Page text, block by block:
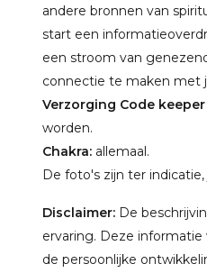
andere bronnen van
start een
een stroom van
connectie te maken met
Verzorging Code
worden.
Chakra: allemaal.
De foto's zijn ter
Disclaimer: De
ervaring. Deze
de persoonlijke